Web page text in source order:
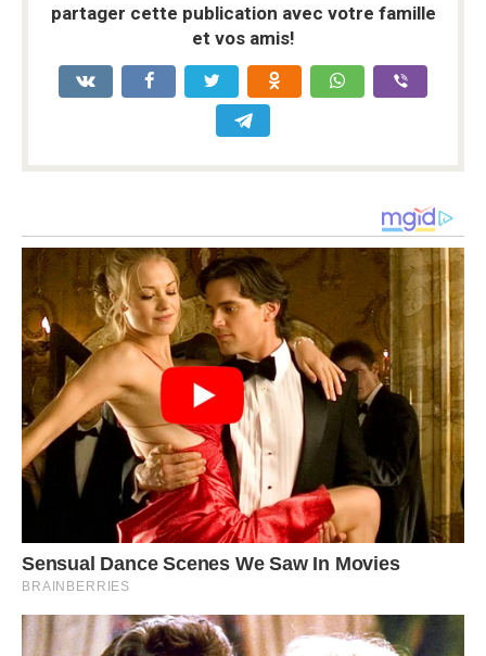
partager cette publication avec votre famille
et vos amis!